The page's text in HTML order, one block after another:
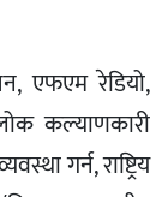
एफएम रेडियो,
कल्याणकारी
गर्न, राष्ट्रिय